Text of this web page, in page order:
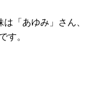
「あゆみ」さん、
す。